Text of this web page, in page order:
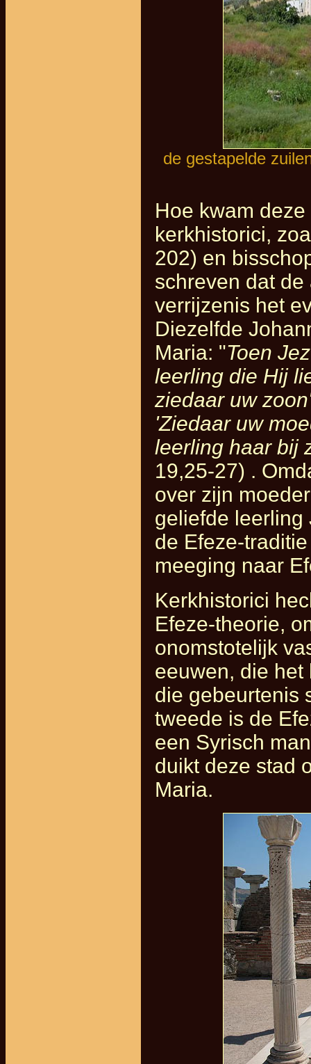
de gestapelde
Hoe kwam
kerkhistorici,
202) en
schreven dat
verrijzenis het
Diezelfde
Maria: "Toen
leerling die Hij
ziedaar uw
'Ziedaar uw
leerling haar bij
19,25-27) .
over zijn
geliefde leerling
de Efeze-
meeging naar
Kerkhistorici
Efeze-theorie,
onomstotelijk
eeuwen, die
die gebeurtenis
tweede is de
een Syrisch
duikt deze stad
Maria.